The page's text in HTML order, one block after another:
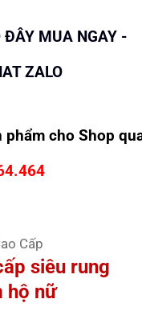
ĐÂY MUA NGAY -
ZALO
cho Shop
Cấp
siêu rung
hộ nữ